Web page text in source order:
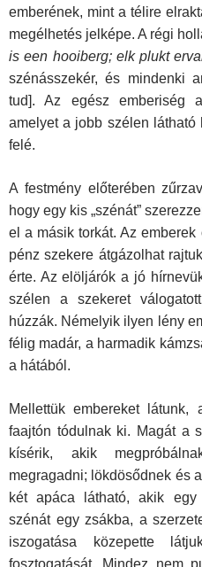
emberének, mint a télire
megélhetés jelképe. A régi
is een hooiberg; elk plukt
szénásszekér, és mindenki
tud]. Az egész emberiség
amelyet a jobb szélen
felé.
A festmény előterében
hogy egy kis „szénát”
el a másik torkát. Az
pénz szekere átgázolhat
érte. Az elöljárók a jó
szélen a szekeret
húzzák. Némelyik ilyen lény
félig madár, a harmadik
a hátából.
Mellettük embereket látunk,
faajtón tó­dulnak ki. Magát a
kísérik, akik
megragadni; lökdösődnek és
két apáca látható, akik egy
szénát egy zsákba, a
iszogatása közepette